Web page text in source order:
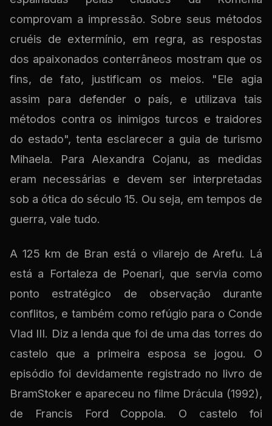
comprovam a impressão. Sobre seus métodos
cruéis de extermínio, em regra, as respostas
dos apaixonados conterrâneos mostram que os
fins, de fato, justificam os meios. "Ele agia
assim para defender o país, e utilizava tais
métodos contra os inimigos turcos e traidores
do estado", tenta esclarecer a guia de turismo
Mihaela. Para Alexandra Cojanu, as medidas
eram necessárias e devem ser interpretadas
sob a ótica do século 15. Ou seja, em tempos de
guerra, vale tudo.
A 125 km de Bran está o vilarejo de Arefu. Lá
está a Fortaleza de Poenari, que servia como
ponto estratégico de observação durante
conflitos, e também como refúgio para o Conde
Vlad III. Diz a lenda que foi de uma das torres do
castelo que a primeira esposa se jogou. O
episódio foi devidamente registrado no livro de
BramStoker e apareceu no filme Drácula (1992),
de Francis Ford Coppola. O castelo foi